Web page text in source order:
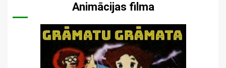
Animācijas filma